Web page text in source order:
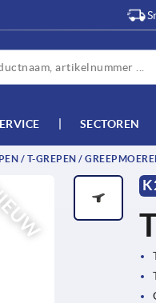
SECTOREN
/ T-GREPEN /